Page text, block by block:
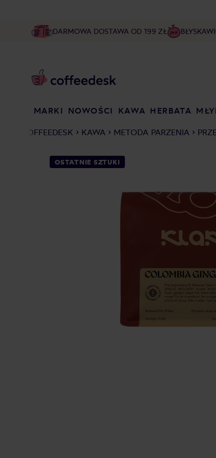
DARMOWA DOSTAWA OD 199 ZŁ
MARKI NOWOŚCI KAWA HERBATA
COFFEEDESK KAWA METODA PARZENIA
OSTATNIE SZTUKI